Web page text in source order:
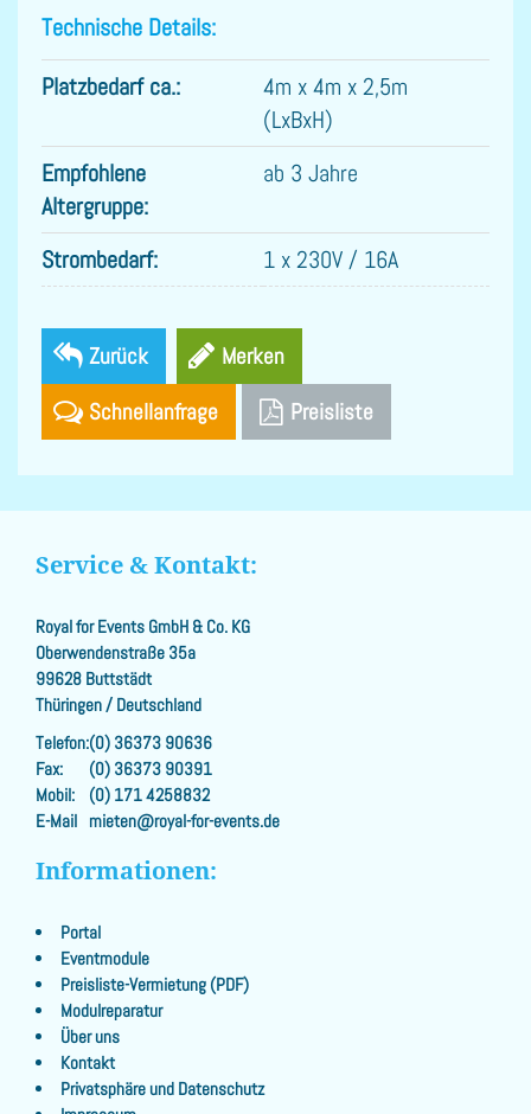
Technische Details:
Platzbedarf ca.:
4m x 4m x 2,5m
(LxBxH)
Empfohlene
Altergruppe:
ab 3 Jahre
Strombedarf: 1 x 230V / 16A
Zurück
Schnellanfrage
Preisliste
Service & Kontakt:
Royal for Events GmbH & Co. KG
Oberwendenstraße 35a
99628 Buttstädt
Thüringen / Deutschland
Telefon:(0) 36373 90636
Fax:
(0) 36373 90391
Mobil:
(0) 171 4258832
E-Mail mieten@royal-for-events.de
Informationen:
Portal
Eventmodule
Preisliste-Vermietung (PDF)
Modulreparatur
Über uns
Kontakt
Privatsphäre und Datenschutz